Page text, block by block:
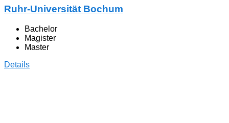
Ruhr-Universität Bochum
Bachelor
Magister
Master
Details